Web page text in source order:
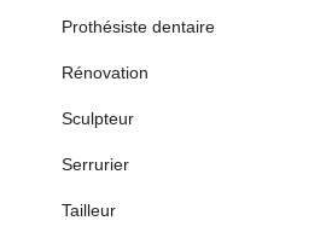
Prothésiste dentaire
Rénovation
Sculpteur
Serrurier
Tailleur